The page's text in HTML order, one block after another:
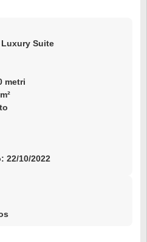
Suite
metri
22/10/2022